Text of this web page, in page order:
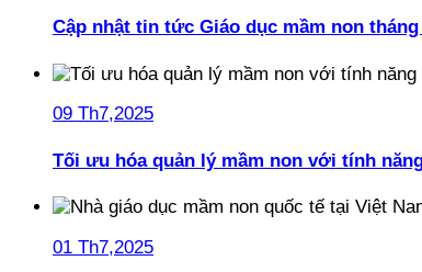
Cập nhật tin tức Giáo dục mầm non tháng
09 Th7,2025
Tối ưu hóa quản lý mầm non với tính
01 Th7,2025